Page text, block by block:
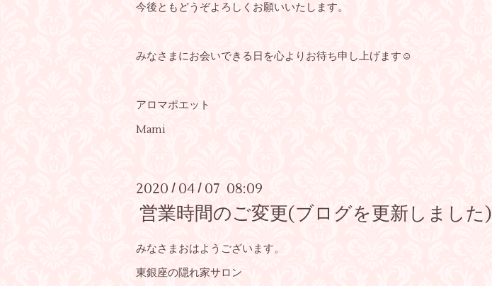
今後ともどうぞよろしくお願いいたします。
みなさまにお会いできる日を心よりお待ち申し上げます☺️
アロマポエット
Mami
2020 / 04 / 07 08:09
営業時間のご変更(ブログを更新しました)
みなさまおはようございます。
東銀座の隠れ家サロン